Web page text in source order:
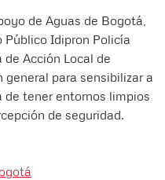
de Aguas de Bogotá,
Público Idipron Policía
Acción Local de
para sensibilizar a
tener entornos limpios
de seguridad.